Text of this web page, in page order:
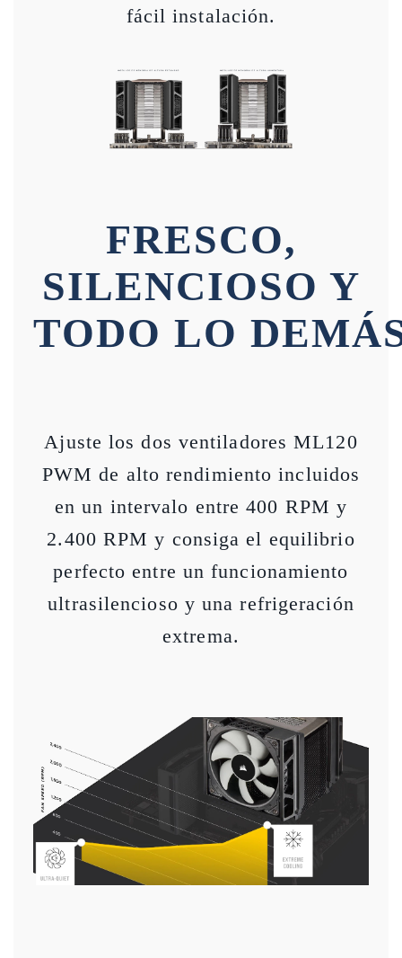
fácil instalación.
FRESCO,
SILENCIOSO Y
TODO LO
Ajuste los dos ventiladores ML120
PWM de alto rendimiento incluidos
en un intervalo entre 400 RPM y
2.400 RPM y consiga el equilibrio
perfecto entre un funcionamiento
ultrasilencioso y una refrigeración
extrema.